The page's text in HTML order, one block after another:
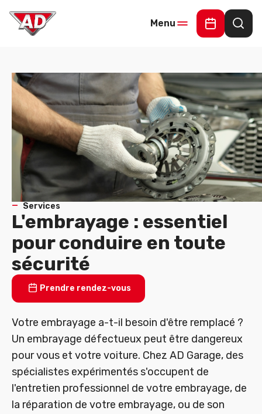
Menu
Demander
Services
L'embrayage : essentiel
pour conduire en toute
sécurité
Prendre rendez-vous
Votre embrayage a-t-il besoin d'être remplacé ?
Un embrayage défectueux peut être dangereux
pour vous et votre voiture. Chez AD Garage, des
spécialistes expérimentés s'occupent de
l'entretien professionnel de votre embrayage, de
la réparation de votre embrayage, ou de son